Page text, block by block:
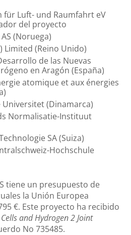
für Luft- und Raumfahrt eV
del proyecto
(Noruega)
Limited (Reino Unido)
de las Nuevas
en Aragón (España)
atomique et aux énergies
Universitet (Dinamarca)
Normalisatie-Instituut
SA (Suiza)
Hochschule
tiene un presupuesto de
la Unión Europea
€. Este proyecto ha recibido
and Hydrogen 2 Joint
No 735485.